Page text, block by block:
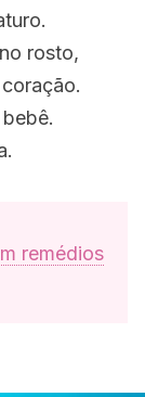
rosto,
remédios